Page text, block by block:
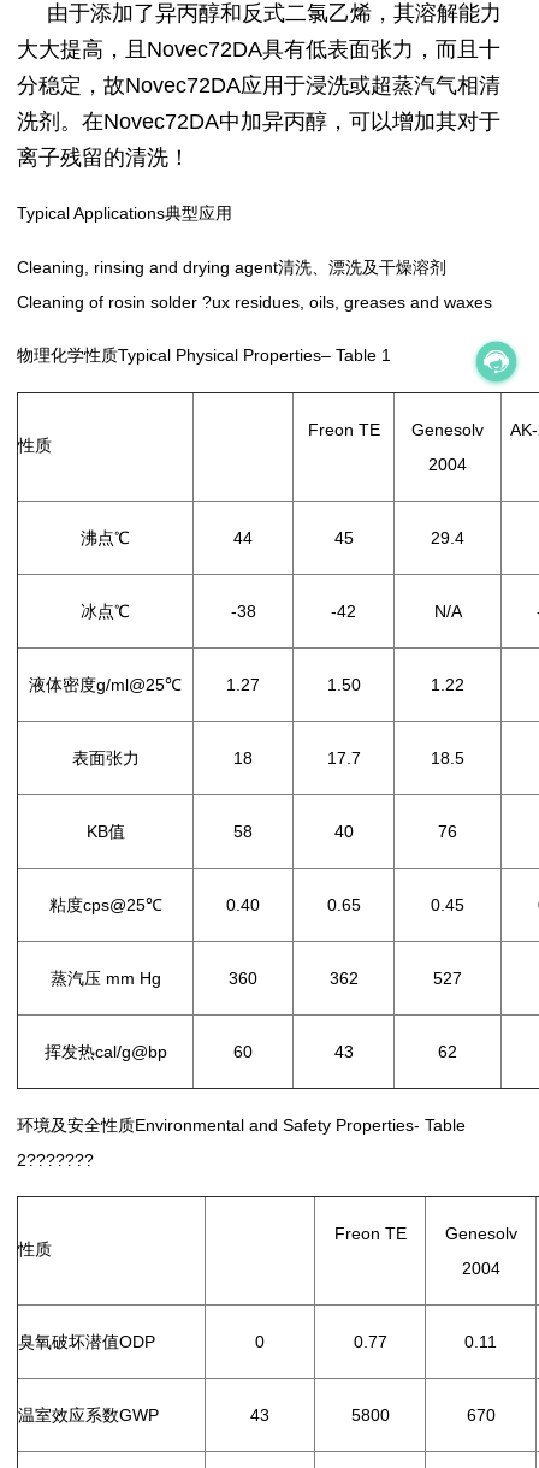
由于添加了异丙醇和反式二氯乙烯，其溶解能力
大大提高，且Novec72DA具有低表面张力，而且十
分稳定，故Novec72DA应用于浸洗或超蒸汽气相清
洗剂。在Novec72DA中加异丙醇，可以增加其对于
离子残留的清洗！
Typical Applications典型应用
Cleaning, rinsing and drying agent清洗、漂洗及干燥溶剂
Cleaning of rosin solder ?ux residues, oils, greases and waxes
物理化学性质Typical Physical Properties– Table 1
性质
Freon TE
Genesolv
2004
沸点℃ 44 45 29.4
冰点℃ -38 -42 N/A
液体密度g/ml@25℃ 1.27 1.50 1.22
表面张力 18 17.7 18.5
KB值 58 40 76
粘度cps@25℃ 0.40 0.65 0.45
蒸汽压 mm Hg 360 362 527
挥发热cal/g@bp 60 43 62
环境及安全性质Environmental and Safety Properties- Table
2???????
性质
Freon TE
Genesolv
2004
臭氧破坏潜值ODP 0 0.77 0.11
温室效应系数GWP 43 5800 670